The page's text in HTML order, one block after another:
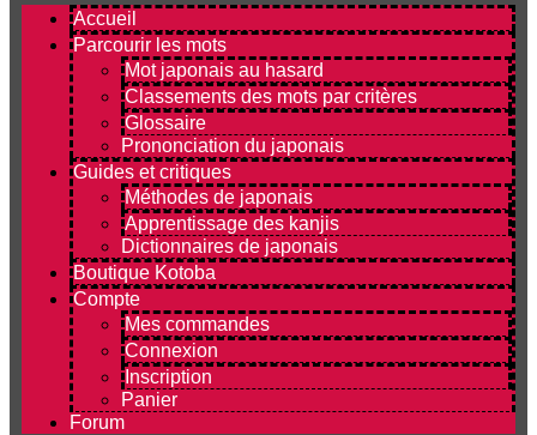
Accueil
Parcourir les mots
Mot japonais au hasard
Classements des mots par critères
Glossaire
Prononciation du japonais
Guides et critiques
Méthodes de japonais
Apprentissage des kanjis
Dictionnaires de japonais
Boutique Kotoba
Compte
Mes commandes
Connexion
Inscription
Panier
Forum